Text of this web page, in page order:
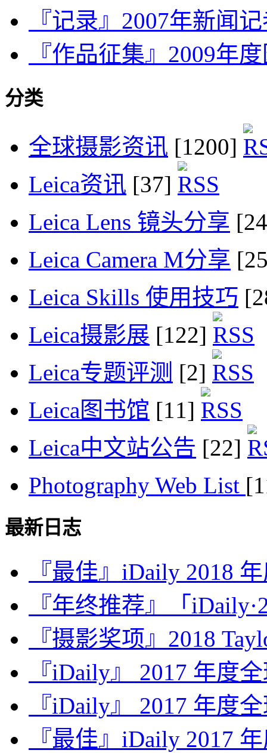
『记录』2007年新闻
『作品征集』2009年
分类
全球摄影资讯 [1200]
Leica资讯 [37]
Leica Lens 镜头分享
Leica Camera M分享
Leica Skills 使用技巧
Leica摄影展 [122]
Leica专题评测 [2]
Leica图书馆 [11]
Leica中文站公告 [22]
Photography Web List
最新日志
『最佳』iDaily 2018
『年终推荐』「
『摄影奖项』2018
『iDaily』 2017 年度
『iDaily』 2017 年度
『最佳』iDaily 2017